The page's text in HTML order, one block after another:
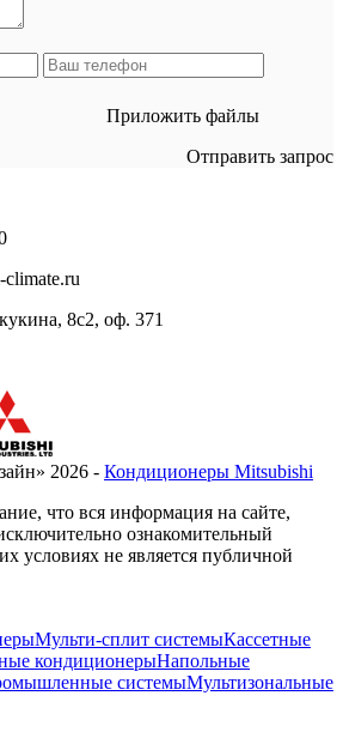
Приложить файлы
Отправить запрос
8с2, оф. 371
2026 - Кондиционеры Mitsubishi
что вся информация на сайте,
ознакомительный
условиях не является публичной
Мульти-сплит системыКассетные
кондиционерыНапольные
системыМультизональные